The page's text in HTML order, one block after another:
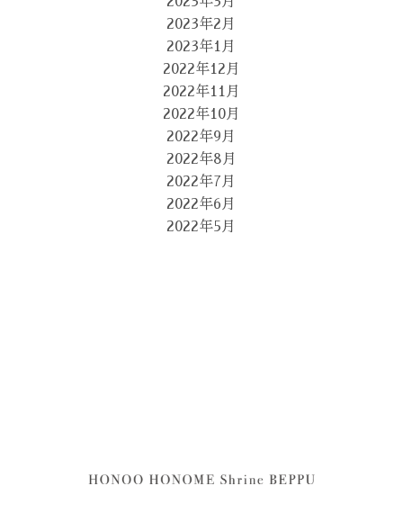
2023年2月
2023年1月
2022年12月
2022年11月
2022年10月
2022年9月
2022年8月
2022年7月
2022年6月
2022年5月